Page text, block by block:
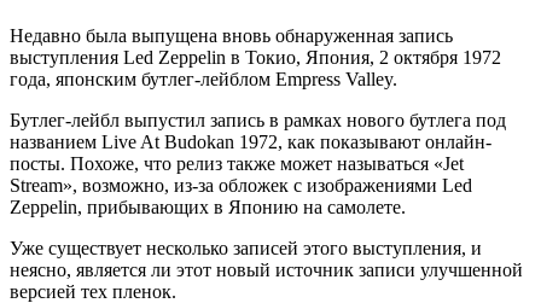
Недавно была выпущена вновь обнаруженная запись
выступления Led Zeppelin в Токио, Япония, 2 октября 1972
года, японским бутлег-лейблом Empress Valley.
Бутлег-лейбл выпустил запись в рамках нового бутлега под
названием Live At Budokan 1972, как показывают онлайн-
посты. Похоже, что релиз также может называться «Jet
Stream», возможно, из-за обложек с изображениями Led
Zeppelin, прибывающих в Японию на самолете.
Уже существует несколько записей этого выступления, и
неясно, является ли этот новый источник записи улучшенной
версией тех пленок.